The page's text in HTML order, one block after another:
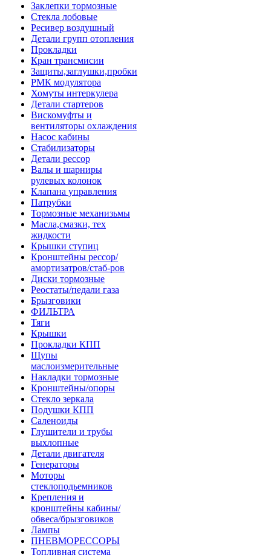
Заклепки тормозные
Стекла лобовые
Ресивер воздушный
Детали групп отопления
Прокладки
Кран трансмисии
Защиты,заглушки,пробки
РМК модулятора
Хомуты интеркулера
Детали стартеров
Вискомуфты и
вентиляторы охлаждения
Насос кабины
Стабилизаторы
Детали рессор
Валы и шарниры
рулевых колонок
Клапана управления
Патрубки
Тормозные механизьмы
Масла,смазки, тех
жидкости
Крышки ступиц
Кронштейны рессор/
амортизатров/стаб-ров
Диски тормозные
Реостаты/педали газа
Брызговики
ФИЛЬТРА
Тяги
Крышки
Прокладки КПП
Щупы
маслоизмерительные
Накладки тормозные
Кронштейны/опоры
Стекло зеркала
Подушки КПП
Саленоиды
Глушители и трубы
выхлопные
Детали двигателя
Генераторы
Моторы
стеклоподьемников
Крепления и
кронштейны кабины/
обвеса/брызговиков
Лампы
ПНЕВМОРЕССОРЫ
Топливная система